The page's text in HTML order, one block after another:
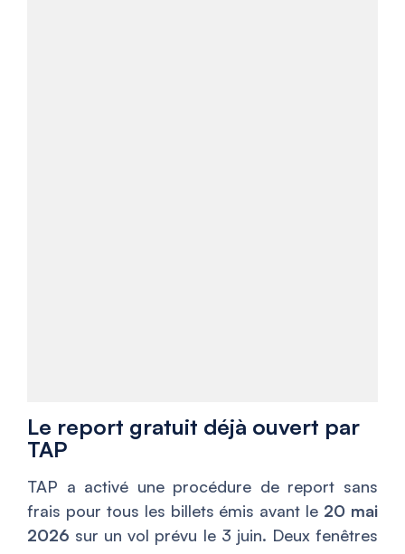
Le report gratuit déjà ouvert par
TAP
TAP a activé une procédure de report sans
frais pour tous les billets émis avant le 20 mai
2026 sur un vol prévu le 3 juin. Deux fenêtres